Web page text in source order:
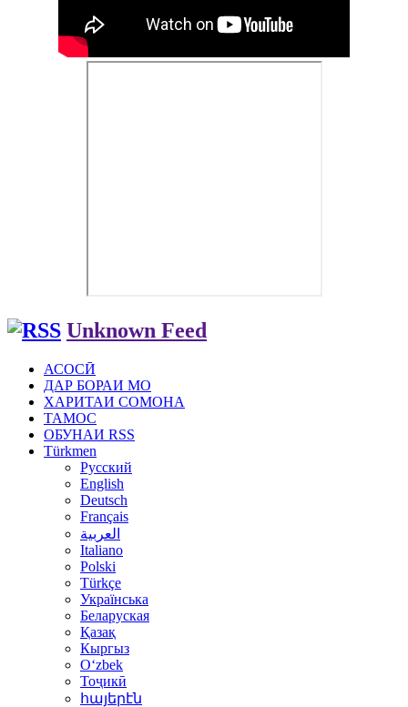
Unknown Feed
АСОСӢ
ДАР БОРАИ МО
ХАРИТАИ СОМОНА
ТАМОС
ОБУНАИ RSS
Türkmen
Русский
English
Deutsch
Français
العربية
Italiano
Polski
Türkçe
Українська
Беларуская
Қазақ
Кыргыз
Oʻzbek
Тоҷикӣ
հայերէն